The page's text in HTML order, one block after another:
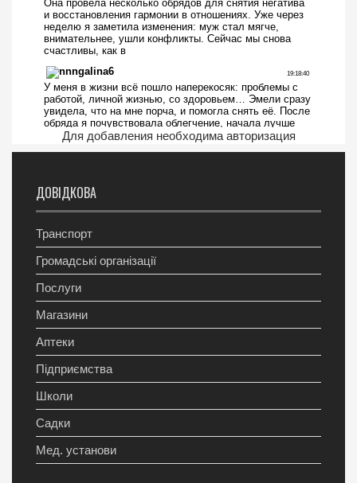
Для добавления необходима авторизация
ДОВІДКОВА
Транспорт
Громадські організації
Послуги
Магазини
Аптеки
Підприємства
Школи
Садки
Мед. установи